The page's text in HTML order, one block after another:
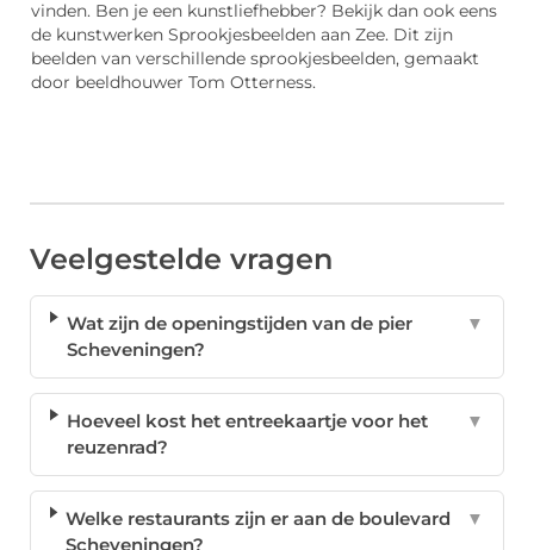
vinden. Ben je een kunstliefhebber? Bekijk dan ook eens
de kunstwerken Sprookjesbeelden aan Zee. Dit zijn
beelden van verschillende sprookjesbeelden, gemaakt
door beeldhouwer Tom Otterness.
Veelgestelde vragen
Wat zijn de openingstijden van de pier
Scheveningen?
▼
Hoeveel kost het entreekaartje voor het
reuzenrad?
▼
Welke restaurants zijn er aan de boulevard
Scheveningen?
▼